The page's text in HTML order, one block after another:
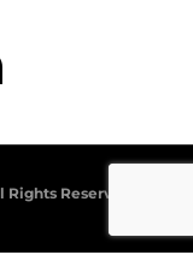
Reserved.